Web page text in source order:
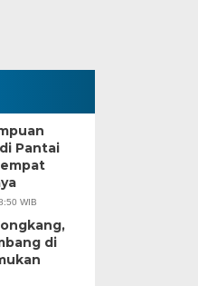
Pantai
WIB
di